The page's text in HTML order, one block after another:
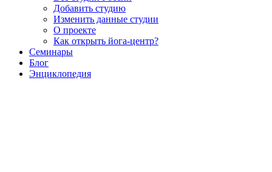
Добавить студию
Изменить данные студии
О проекте
Как открыть йога-центр?
Семинары
Блог
Энциклопедия